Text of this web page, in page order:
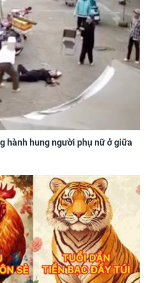
hành hung người phụ nữ ở giữa